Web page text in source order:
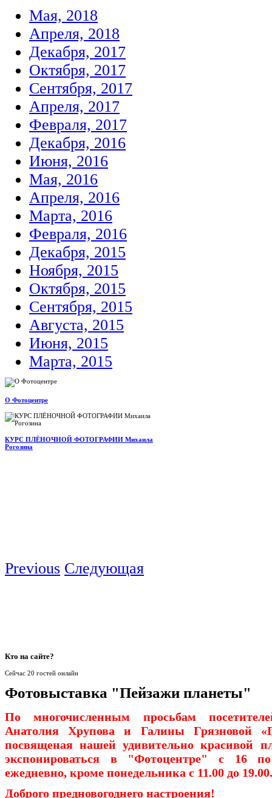
Мая, 2018
Апреля, 2018
Декабря, 2017
Октября, 2017
Сентября, 2017
Апреля, 2017
Февраля, 2017
Декабря, 2016
Июня, 2016
Мая, 2016
Апреля, 2016
Марта, 2016
Февраля, 2016
Декабря, 2015
Ноября, 2015
Октября, 2015
Сентября, 2015
Августа, 2015
Июня, 2015
Марта, 2015
О Фотоцентре
КУРС ПЛЁНОЧНОЙ ФОТОГРАФИИ Михаила
Рогозина
Previous Следующая
Кто на сайте?
Сейчас 20 гостей онлайн
Фотовыставка "Пейзажи планеты"
По многочисленным просьбам
Анатолия Хрупова и Галины Грязновой
посвященая нашей удивительно красивой
экспонироваться в "Фотоцентре" с 16
ежедневно, кроме понедельника с 11.00 до 19.00.
Доброго предновогоднего настроения!